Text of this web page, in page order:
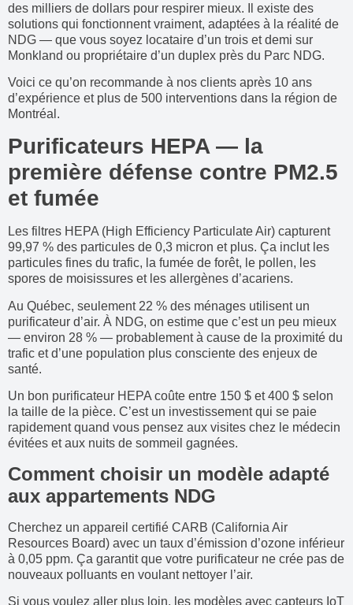
des milliers de dollars pour respirer mieux. Il existe des
solutions qui fonctionnent vraiment, adaptées à la réalité de
NDG — que vous soyez locataire d’un trois et demi sur
Monkland ou propriétaire d’un duplex près du Parc NDG.
Voici ce qu’on recommande à nos clients après 10 ans
d’expérience et plus de 500 interventions dans la région de
Montréal.
Purificateurs HEPA — la
première défense contre PM2.5
et fumée
Les filtres HEPA (High Efficiency Particulate Air) capturent
99,97 % des particules de 0,3 micron et plus. Ça inclut les
particules fines du trafic, la fumée de forêt, le pollen, les
spores de moisissures et les allergènes d’acariens.
Au Québec, seulement 22 % des ménages utilisent un
purificateur d’air. À NDG, on estime que c’est un peu mieux
— environ 28 % — probablement à cause de la proximité du
trafic et d’une population plus consciente des enjeux de
santé.
Un bon purificateur HEPA coûte entre 150 $ et 400 $ selon
la taille de la pièce. C’est un investissement qui se paie
rapidement quand vous pensez aux visites chez le médecin
évitées et aux nuits de sommeil gagnées.
Comment choisir un modèle adapté
aux appartements NDG
Cherchez un appareil certifié CARB (California Air
Resources Board) avec un taux d’émission d’ozone inférieur
à 0,05 ppm. Ça garantit que votre purificateur ne crée pas de
nouveaux polluants en voulant nettoyer l’air.
Si vous voulez aller plus loin, les modèles avec capteurs IoT